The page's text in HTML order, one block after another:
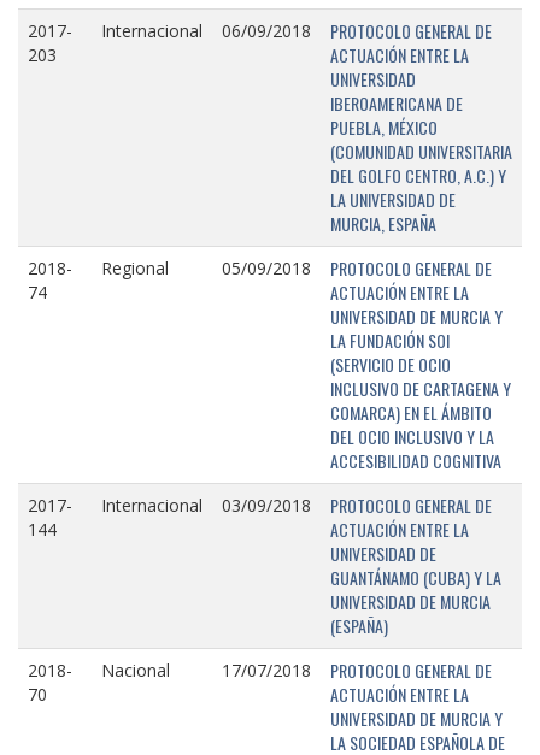
2017-
203
Internacional 06/09/2018
PROTOCOLO GENERAL DE
ACTUACIÓN ENTRE LA
UNIVERSIDAD
IBEROAMERICANA DE
PUEBLA, MÉXICO
(COMUNIDAD UNIVERSITARIA
DEL GOLFO CENTRO, A.C.) Y
LA UNIVERSIDAD DE
MURCIA, ESPAÑA
2018-
74
Regional 05/09/2018
PROTOCOLO GENERAL DE
ACTUACIÓN ENTRE LA
UNIVERSIDAD DE MURCIA Y
LA FUNDACIÓN SOI
(SERVICIO DE OCIO
INCLUSIVO DE CARTAGENA Y
COMARCA) EN EL ÁMBITO
DEL OCIO INCLUSIVO Y LA
ACCESIBILIDAD COGNITIVA
2017-
144
Internacional 03/09/2018
PROTOCOLO GENERAL DE
ACTUACIÓN ENTRE LA
UNIVERSIDAD DE
GUANTÁNAMO (CUBA) Y LA
UNIVERSIDAD DE MURCIA
(ESPAÑA)
2018-
70
Nacional 17/07/2018
PROTOCOLO GENERAL DE
ACTUACIÓN ENTRE LA
UNIVERSIDAD DE MURCIA Y
LA SOCIEDAD ESPAÑOLA DE